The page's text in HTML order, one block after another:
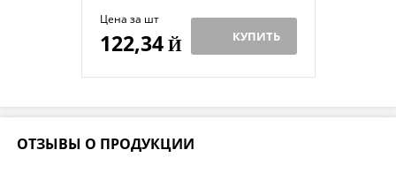
Цена за шт
122,34Й КУПИТЬ
ОТЗЫВЫ О ПРОДУКЦИИ